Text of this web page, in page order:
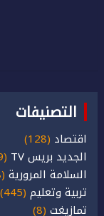
التصنيفات
اقتصاد (128)
الجديد بريس TV
(309)
السلامة المرورية (188)
تربية وتعليم (445)
تمازيغت (8)